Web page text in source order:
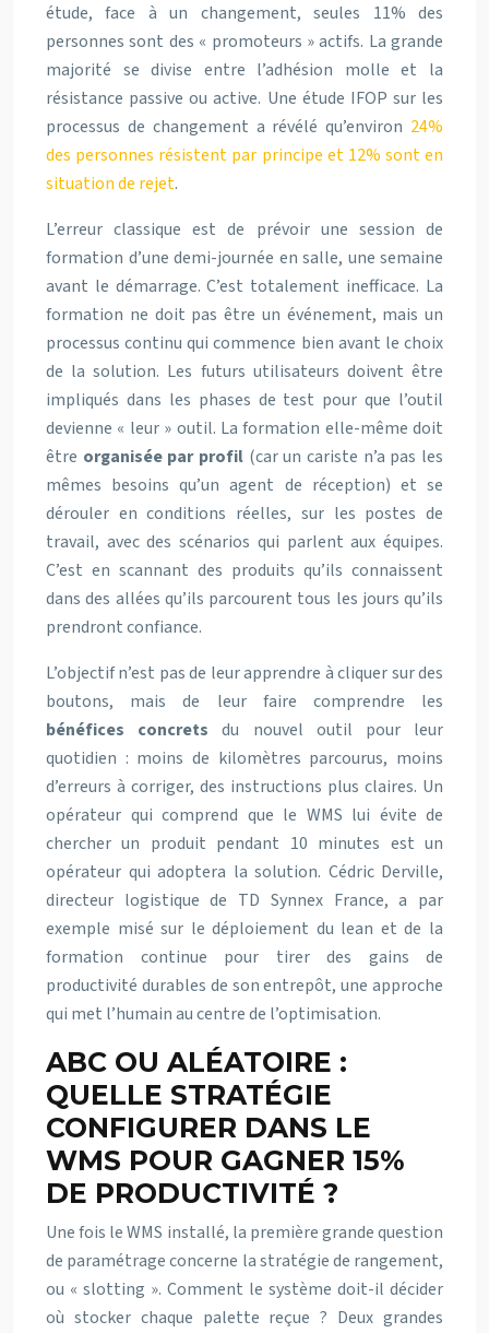
étude, face à un changement, seules 11% des
personnes sont des « promoteurs » actifs. La grande
majorité se divise entre l’adhésion molle et la
résistance passive ou active. Une étude IFOP sur les
processus de changement a révélé qu’environ 24%
des personnes résistent par principe et 12% sont en
situation de rejet.
L’erreur classique est de prévoir une session de
formation d’une demi-journée en salle, une semaine
avant le démarrage. C’est totalement inefficace. La
formation ne doit pas être un événement, mais un
processus continu qui commence bien avant le choix
de la solution. Les futurs utilisateurs doivent être
impliqués dans les phases de test pour que l’outil
devienne « leur » outil. La formation elle-même doit
être organisée par profil (car un cariste n’a pas les
mêmes besoins qu’un agent de réception) et se
dérouler en conditions réelles, sur les postes de
travail, avec des scénarios qui parlent aux équipes.
C’est en scannant des produits qu’ils connaissent
dans des allées qu’ils parcourent tous les jours qu’ils
prendront confiance.
L’objectif n’est pas de leur apprendre à cliquer sur des
boutons, mais de leur faire comprendre les
bénéfices concrets du nouvel outil pour leur
quotidien : moins de kilomètres parcourus, moins
d’erreurs à corriger, des instructions plus claires. Un
opérateur qui comprend que le WMS lui évite de
chercher un produit pendant 10 minutes est un
opérateur qui adoptera la solution. Cédric Derville,
directeur logistique de TD Synnex France, a par
exemple misé sur le déploiement du lean et de la
formation continue pour tirer des gains de
productivité durables de son entrepôt, une approche
qui met l’humain au centre de l’optimisation.
ABC OU ALÉATOIRE :
QUELLE STRATÉGIE
CONFIGURER DANS LE
WMS POUR GAGNER 15%
DE PRODUCTIVITÉ ?
Une fois le WMS installé, la première grande question
de paramétrage concerne la stratégie de rangement,
ou « slotting ». Comment le système doit-il décider
où stocker chaque palette reçue ? Deux grandes